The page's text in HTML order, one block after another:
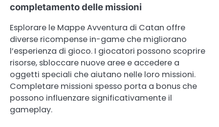
completamento delle missioni
Esplorare le Mappe Avventura di Catan offre
diverse ricompense in-game che migliorano
l’esperienza di gioco. I giocatori possono scoprire
risorse, sbloccare nuove aree e accedere a
oggetti speciali che aiutano nelle loro missioni.
Completare missioni spesso porta a bonus che
possono influenzare significativamente il
gameplay.